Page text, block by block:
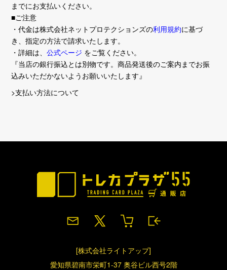
までにお支払いください。
■ご注意
・代金は株式会社ネットプロテクションズの利用規約に基づ
き、指定の方法で請求いたします。
・詳細は、公式ページ をご覧ください。
『当店の銀行振込とは別物です。商品発送後のご案内までお振
込みいただかないようお願いいたします』
>支払い方法について
[株式会社ライトアップ]
愛知県碧南市栄町1-37 奥谷ビル西号2階